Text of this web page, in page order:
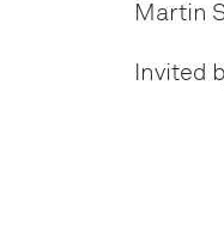
Martin
Invited